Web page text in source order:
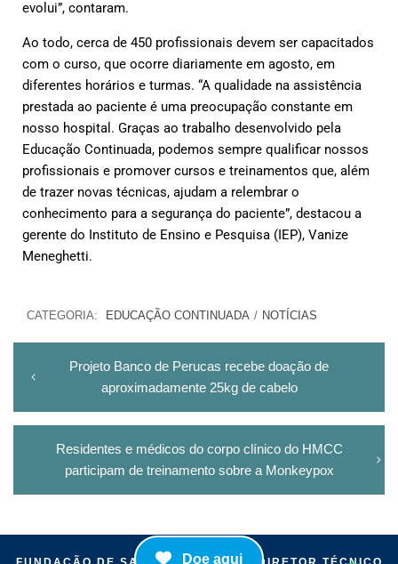
evolui”, contaram.
Ao todo, cerca de 450 profissionais devem ser capacitados
com o curso, que ocorre diariamente em agosto, em
diferentes horários e turmas. “A qualidade na assistência
prestada ao paciente é uma preocupação constante em
nosso hospital. Graças ao trabalho desenvolvido pela
Educação Continuada, podemos sempre qualificar nossos
profissionais e promover cursos e treinamentos que, além
de trazer novas técnicas, ajudam a relembrar o
conhecimento para a segurança do paciente”, destacou a
gerente do Instituto de Ensino e Pesquisa (IEP), Vanize
Meneghetti.
CATEGORIA: EDUCAÇÃO CONTINUADA / NOTÍCIAS
Projeto Banco de Perucas recebe doação de
aproximadamente 25kg de cabelo
Residentes e médicos do corpo clínico do HMCC
participam de treinamento sobre a Monkeypox
Doe aqui